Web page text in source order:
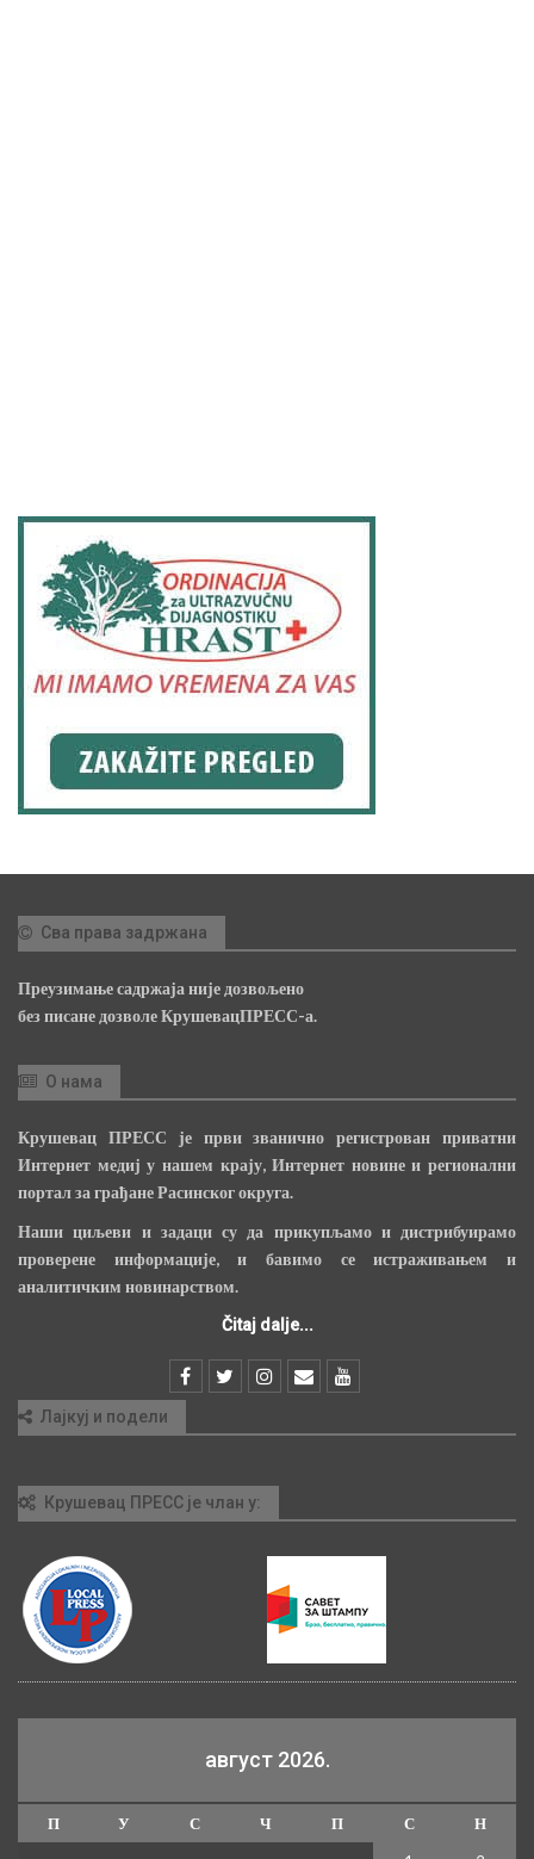
Сва права задржана
Преузимање садржаја није дозвољено
без писане дозволе КрушевацПРЕСС-а.
О нама
Крушевац ПРЕСС је први званично регистрован приватни
Интернет медиј у нашем крају, Интернет новине и регионални
портал за грађане Расинског округа.
Наши циљеви и задаци су да прикупљамо и дистрибуирамо
проверене информације, и бавимо се истраживањем и
аналитичким новинарством.
Čitaj dalje...
Лајкуј и подели
Крушевац ПРЕСС је члан у:
август 2026.
П У С Ч П С
Н